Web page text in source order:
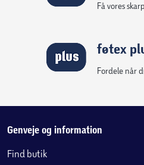
Få vores
føtex
Fordele når
Genveje og information
Find butik